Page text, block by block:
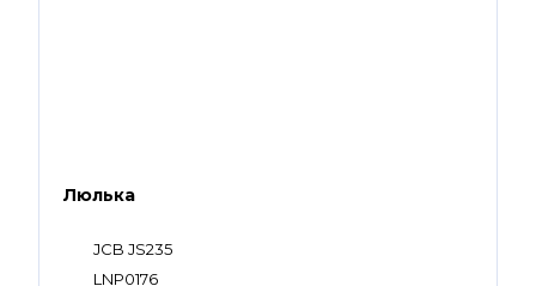
Люлька
JCB JS235
LNP0176